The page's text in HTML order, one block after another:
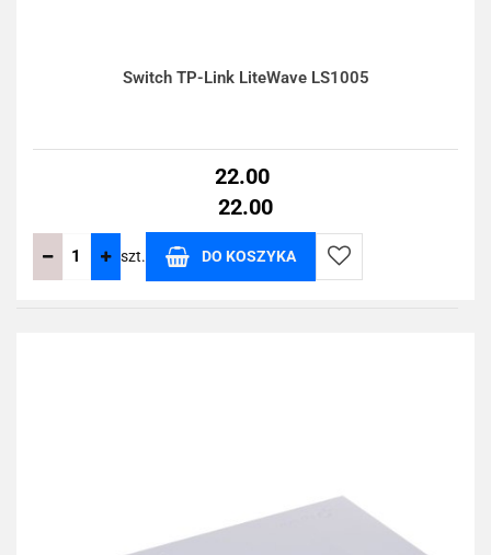
Switch TP-Link LiteWave LS1005
22.00
22.00
szt. DO KOSZYKA
Do